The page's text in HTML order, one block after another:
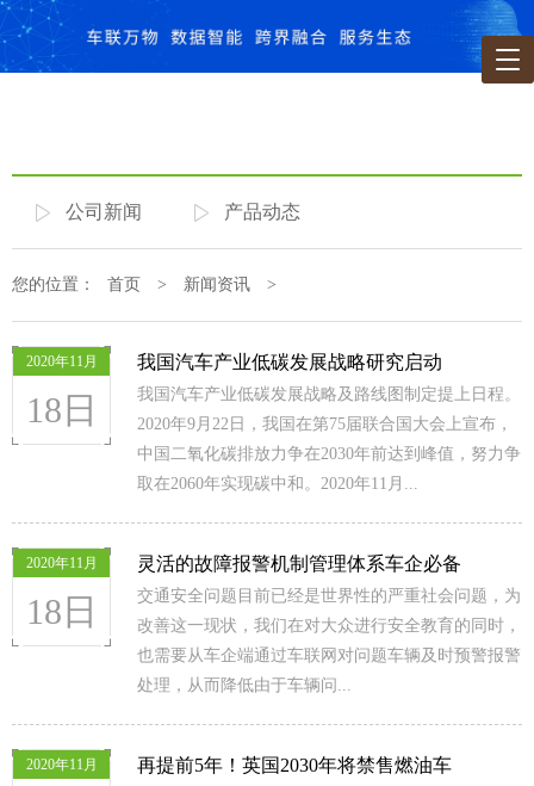
公司新闻 产品动态
您的位置： 首页 > 新闻资讯 >
2020年11月
18日
我国汽车产业低碳发展战略研究启动
我国汽车产业低碳发展战略及路线图制定提上日程。
2020年9月22日，我国在第75届联合国大会上宣布，
中国二氧化碳排放力争在2030年前达到峰值，努力争
取在2060年实现碳中和。2020年11月...
2020年11月
18日
灵活的故障报警机制管理体系车企必备
交通安全问题目前已经是世界性的严重社会问题，为
改善这一现状，我们在对大众进行安全教育的同时，
也需要从车企端通过车联网对问题车辆及时预警报警
处理，从而降低由于车辆问...
2020年11月 再提前5年！英国2030年将禁售燃油车